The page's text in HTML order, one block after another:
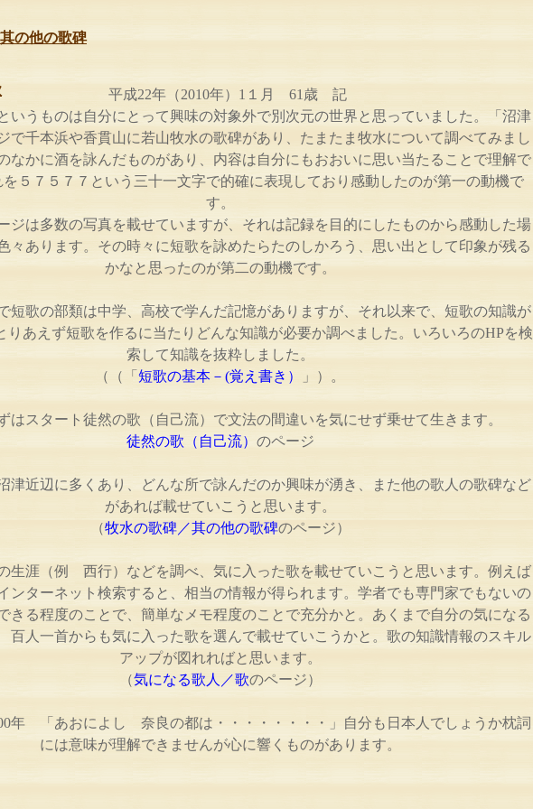
の他の歌碑
平成22年（2010年）1１月 61歳 記
いうものは自分にとって興味の対象外で別次元の世界と思っていました。「沼津
で千本浜や香貫山に若山牧水の歌碑があり、たまたま牧水について調べてみまし
なかに酒を詠んだものがあり、内容は自分にもおおいに思い当たることで理解で
を５７５７７という三十一文字で的確に表現しており感動したのが第一の動機で
す。
ジは多数の写真を載せていますが、それは記録を目的にしたものから感動した場
々あります。その時々に短歌を詠めたらたのしかろう、思い出として印象が残る
かなと思ったのが第二の動機です。
短歌の部類は中学、高校で学んだ記憶がありますが、それ以来で、短歌の知識が
りあえず短歌を作るに当たりどんな知識が必要か調べました。いろいろのHPを検
索して知識を抜粋しました。
（（「 短歌の基本－(覚え書き） 」）。
はスタート徒然の歌（自己流）で文法の間違いを気にせず乗せて生きます。
徒然の歌（自己流） のページ
津近辺に多くあり、どんな所で詠んだのか興味が湧き、また他の歌人の歌碑など
があれば載せていこうと思います。
（牧水の歌碑／其の他の歌碑のページ）
生涯（例 西行）などを調べ、気に入った歌を載せていこうと思います。例えば
ンターネット検索すると、相当の情報が得られます。学者でも専門家でもないの
きる程度のことで、簡単なメモ程度のことで充分かと。あくまで自分の気になる
人一首からも気に入った歌を選んで載せていこうかと。歌の知識情報のスキル
アップが図れればと思います。
（気になる歌人／歌のページ）
年 「あおによし 奈良の都は・・・・・・・・」自分も日本人でしょうか枕詞
には意味が理解できませんが心に響くものがあります。